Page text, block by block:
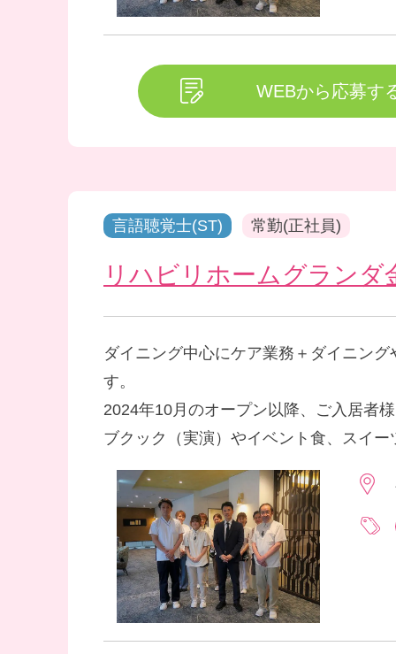
WEBから応募す
言語聴覚士(ST) 常勤(正社員)
リハビリホームグランダ
ダイニング中心にケア業務＋ダイニン
す。
2024年10月のオープン以降、ご入居者
ブクック（実演）やイベント食、スイ
か月間）提供しております。介護職、
「やってみたい」を大切に、意欲を引